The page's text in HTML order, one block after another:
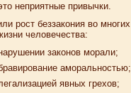
неприятные привычки.
рост беззакония во многих
человечества:
законов морали;
аморальностью;
явных грехов;